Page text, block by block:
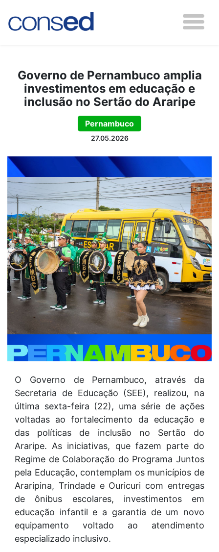
Governo de Pernambuco amplia
investimentos em educação e
inclusão no Sertão do Araripe
Pernambuco
27.05.2026
O Governo de Pernambuco, através da
Secretaria de Educação (SEE), realizou, na
última sexta-feira (22), uma série de ações
voltadas ao fortalecimento da educação e
das políticas de inclusão no Sertão do
Araripe. As iniciativas, que fazem parte do
Regime de Colaboração do Programa Juntos
pela Educação, contemplam os municípios de
Araripina, Trindade e Ouricuri com entregas
de ônibus escolares, investimentos em
educação infantil e a garantia de um novo
equipamento voltado ao atendimento
especializado inclusivo.